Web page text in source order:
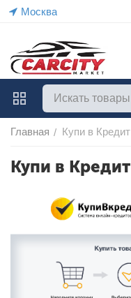
Москва
Главная / Купи в Кредит
Купи в Кредит